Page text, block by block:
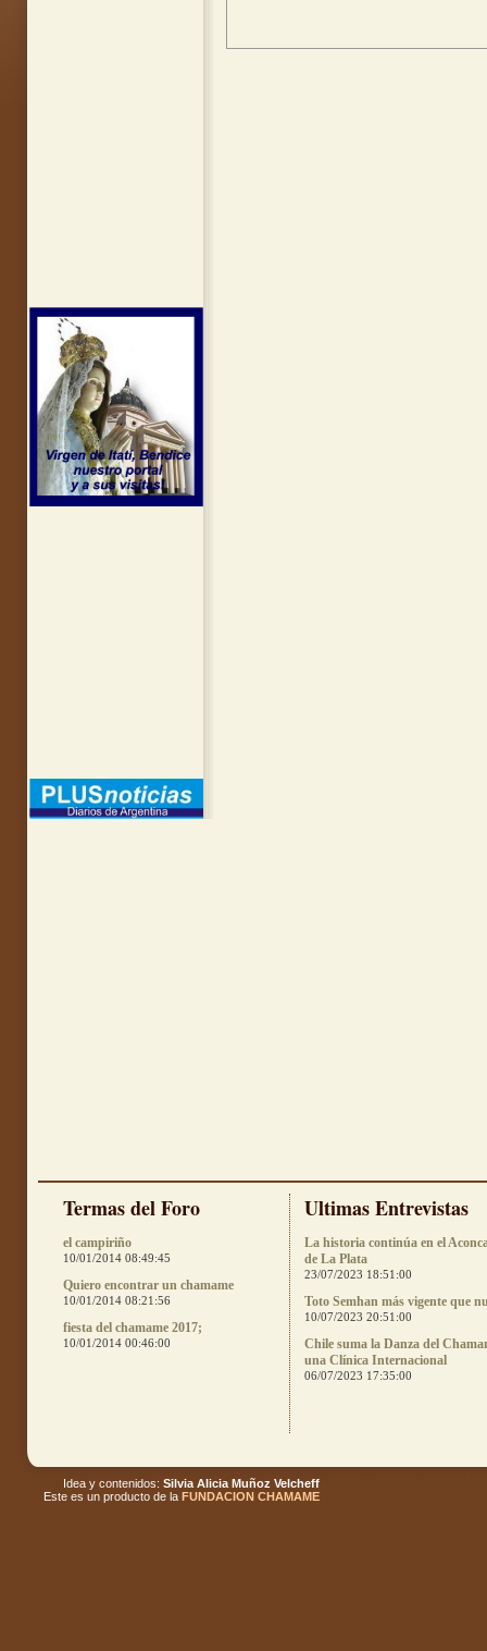
Termas del Foro
el campiriño
10/01/2014 08:49:45
Quiero encontrar un chamame
10/01/2014 08:21:56
fiesta del chamame 2017;
10/01/2014 00:46:00
Ultimas Entrevistas
La historia continúa en el
de La Plata
23/07/2023 18:51:00
Toto Semhan más vigente que
10/07/2023 20:51:00
Chile suma la Danza del
una Clínica Internacional
06/07/2023 17:35:00
Idea y contenidos: Silvia Alicia Muñoz Velcheff
Este es un producto de la FUNDACION CHAMAME